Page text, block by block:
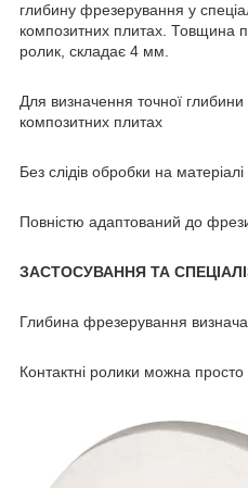
глибину фрезерування у
композитних плитах. Товщина
ролик, складає 4 мм.
Для визначення точної
композитних плитах
Без слідів обробки на
Повністю адаптований до
ЗАСТОСУВАННЯ ТА
Глибина фрезерування
Контактні ролики можна просто